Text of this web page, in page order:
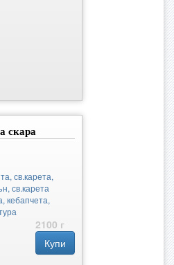
скара
св.карета,
св.карета
кебапчета,
2100 г
Купи